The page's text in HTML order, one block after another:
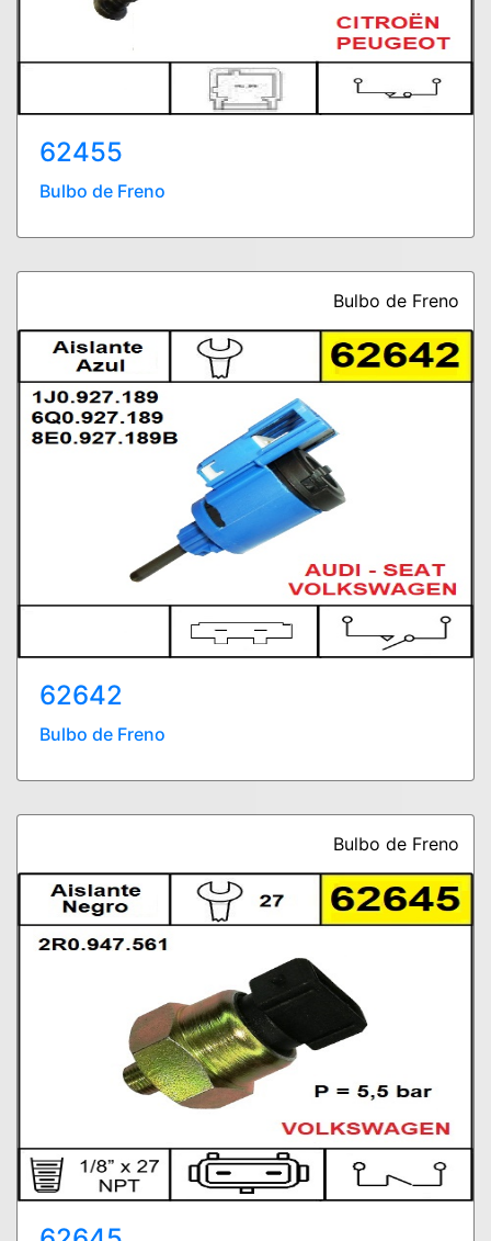
62455
Bulbo de Freno
Bulbo de Freno
62642
Bulbo de Freno
Bulbo de Freno